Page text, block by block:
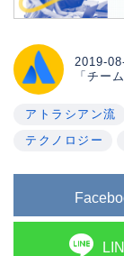
2019-
「チー
アトラシアン流
テクノロジー